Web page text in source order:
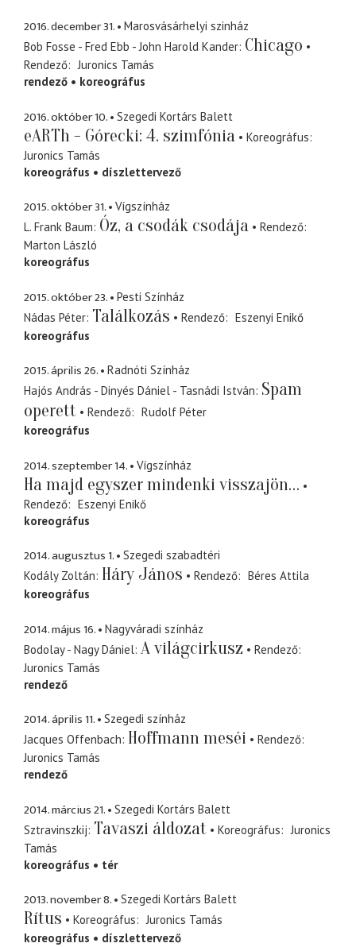
2016. december 31.
Marosvásárhelyi szinház
Bob Fosse - Fred Ebb - John Harold Kander Chicago
Rendező
Juronics Tamás
rendező
koreográfus
2016. október 10. Szegedi Kortárs Balett
eARTh - Górecki: 4. szimfónia
Koreográfus
Juronics Tamás
koreográfus
díszlettervező
2015. október 31.
Vígszínház
L. Frank Baum Óz, a csodák csodája
Rendező
Marton László
koreográfus
2015. október 23.
Pesti Színház
Nádas Péter Találkozás Rendező
Eszenyi Enikő
koreográfus
2015. április 26.
Radnóti Színház
Hajós András - Dinyés Dániel - Tasnádi István Spam
operett
Rendező
Rudolf Péter
koreográfus
2014. szeptember 14. Vígszínház
Ha majd egyszer mindenki visszajön…
Rendező
Eszenyi Enikő
koreográfus
2014. augusztus 1.
Szegedi szabadtéri
Kodály Zoltán Háry János Rendező
Béres Attila
koreográfus
2014. május 16.
Nagyváradi színház
Bodolay - Nagy Dániel A világcirkusz
Rendező
Juronics Tamás
rendező
2014. április 11.
Szegedi színház
Jacques Offenbach Hoffmann meséi
Rendező
Juronics Tamás
rendező
2014. március 21.
Szegedi Kortárs Balett
Sztravinszkij Tavaszi áldozat Koreográfus
Juronics
Tamás
koreográfus
tér
2013. november 8. Szegedi Kortárs Balett
Rítus Koreográfus
Juronics Tamás
koreográfus
díszlettervező